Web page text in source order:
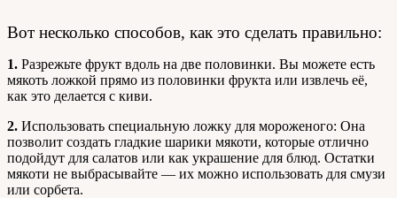
Вот несколько способов, как это сделать правильно:
1. Разрежьте фрукт вдоль на две половинки. Вы можете есть
мякоть ложкой прямо из половинки фрукта или извлечь её,
как это делается с киви.
2. Использовать специальную ложку для мороженого: Она
позволит создать гладкие шарики мякоти, которые отлично
подойдут для салатов или как украшение для блюд. Остатки
мякоти не выбрасывайте — их можно использовать для смузи
или сорбета.